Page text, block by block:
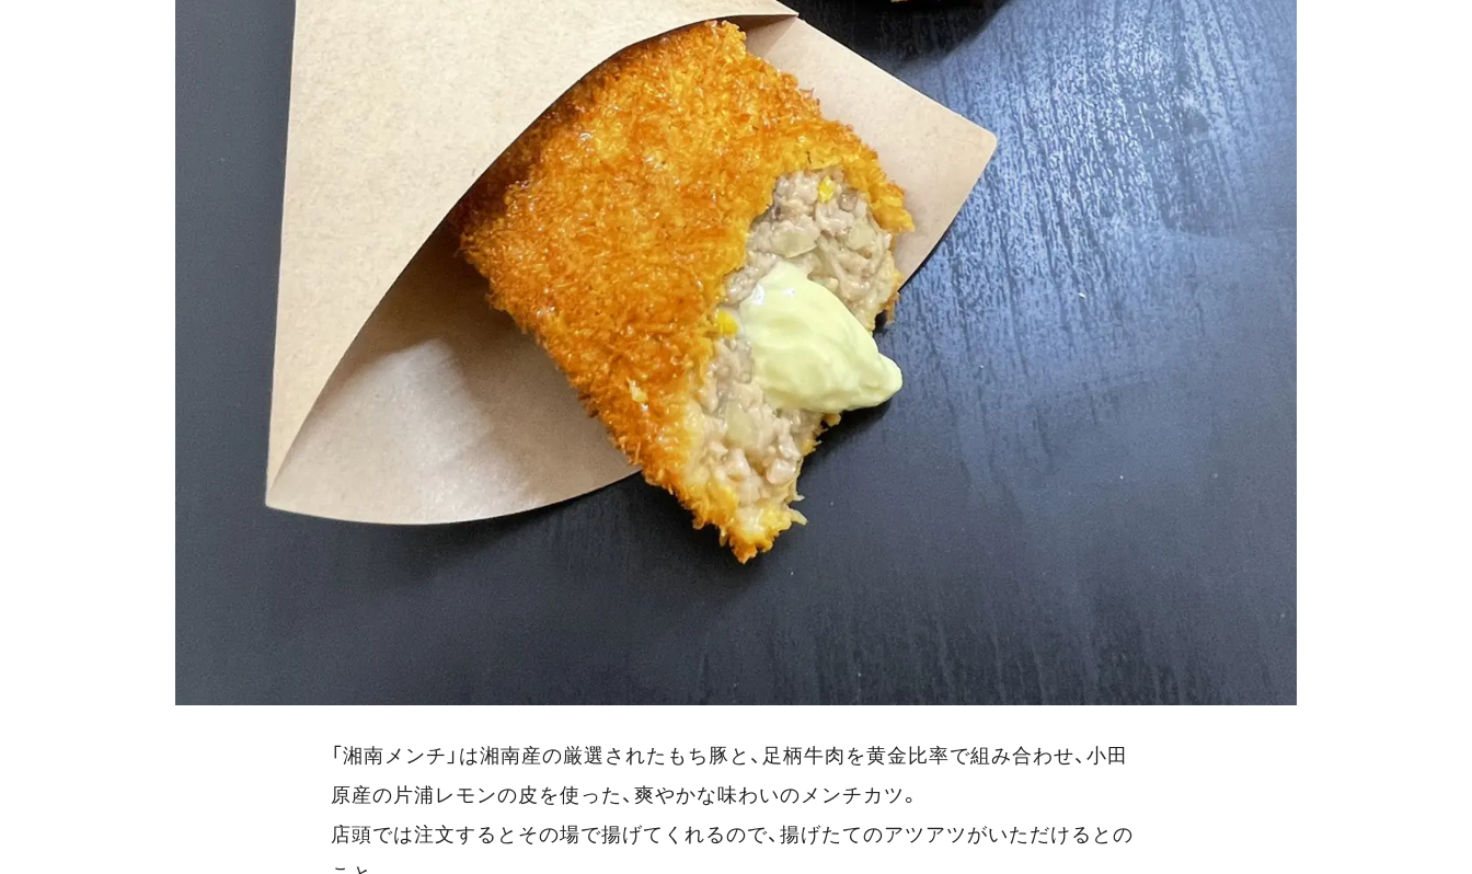
「湘南メンチ」は湘南産の厳選されたもち豚と、足柄牛肉を黄金比率で組み合わせ、小田
原産の片浦レモンの皮を使った、爽やかな味わいのメンチカツ。
店頭では注文するとその場で揚げてくれるので、揚げたてのアツアツがいただけるとの